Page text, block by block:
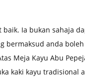
Ia bukan sahaja
anda
Meja Kayu Abu
kaki kayu tradisional